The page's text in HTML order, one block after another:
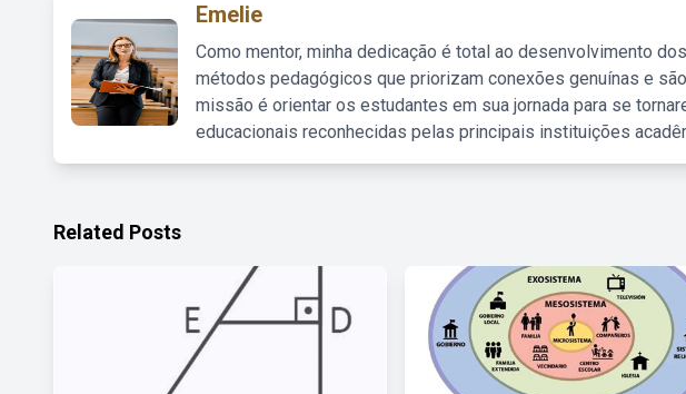
Emelie
Como mentor, minha dedicação é total ao desenvolvimento
métodos pedagógicos que priorizam conexões genuínas e
missão é orientar os estudantes em sua jornada para se
educacionais reconhecidas pelas principais instituições
Related Posts